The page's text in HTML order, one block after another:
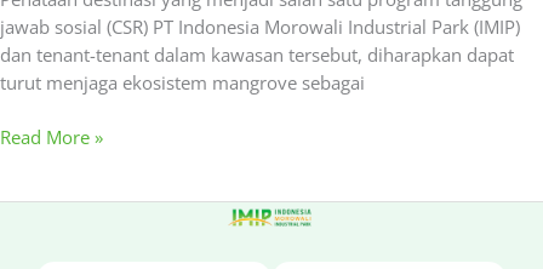
jawab sosial (CSR) PT Indonesia Morowali Industrial Park (IMIP)
dan tenant-tenant dalam kawasan tersebut, diharapkan dapat
turut menjaga ekosistem mangrove sebagai
Read More »